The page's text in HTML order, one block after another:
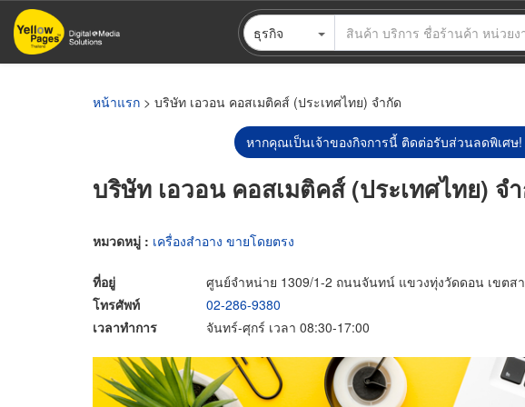
ข้าม
ไป
ธุรกิจ
หน้าแรก > บริษัท เอวอน คอสเมติคส์ (ประเทศไทย) จำกัด
หากคุณเป็นเจ้าของกิจการนี้ ติดต่อรับส่วนลดพิเศษ!
บริษัท เอวอน คอสเมติคส์ (ประเทศไทย) จ
หมวดหมู่ : เครื่องสำอาง ขายโดยตรง
ที่อยู่
ศูนย์จำหน่าย 1309/1-2 ถนนจันทน์ แขวงทุ่งวัดดอน เขตส
โทรศัพท์
02-286-9380
เวลาทำการ
จันทร์-ศุกร์ เวลา 08:30-17:00